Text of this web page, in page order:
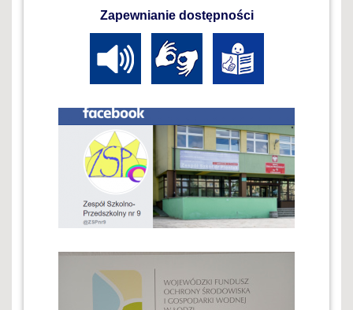
Zapewnianie dostępności